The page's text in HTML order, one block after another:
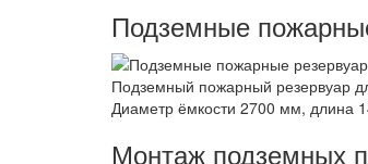
Подземные
Подземный пожарный резервуар
Диаметр ёмкости 2700 мм, длина
Монтаж подземных